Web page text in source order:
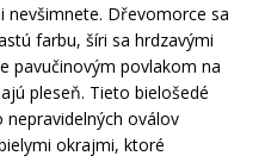
nevšimnete. Dřevomorce sa
farbu, šíri sa hrdzavými
pavučinovým povlakom na
pleseň. Tieto bielošedé
nepravidelných oválov
okrajmi, ktoré